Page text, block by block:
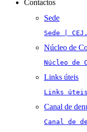
Contactos
Sede
Sede |
Núcleo de
Núcleo de
Links úteis
Links
Canal de
Canal de